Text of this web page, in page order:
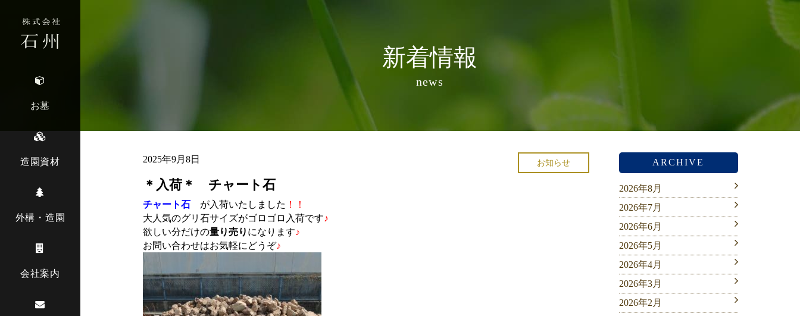
お墓
造園資材
外構・造園
会社案内
新着情報
news
2025年9月8日 お知らせ
＊入荷＊ チャート石
チャート石が入荷いたしました ！！
大人気のグリ石サイズがゴロゴロ入荷です♪
欲しい分だけの量り売り になります♪
お問い合わせはお気軽にどうぞ♪
ARCHIVE
2026年8月
2026年7月
2026年6月
2026年5月
2026年4月
2026年3月
2026年2月